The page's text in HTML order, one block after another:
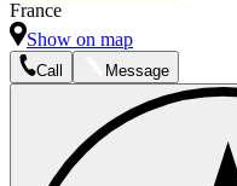
France
Show on map
Call Message